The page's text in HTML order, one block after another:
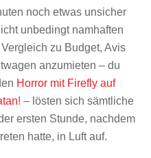
noch etwas unsicher
unbedingt namhaften
zu Budget, Avis
anzumieten – du
Horror mit Firefly auf
! – lösten sich sämtliche
ersten Stunde, nachdem
hatte, in Luft auf.